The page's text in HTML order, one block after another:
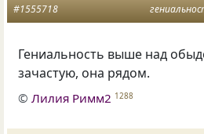
#1555718
Гениальность выше над
зачастую, она рядом.
©Лилия Римм2 1288